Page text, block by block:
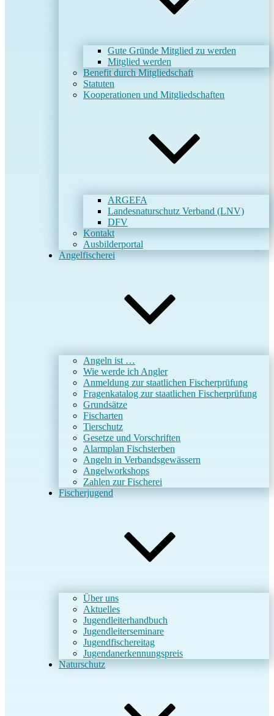
Gute Gründe Mitglied zu werden
Mitglied werden
Benefit durch Mitgliedschaft
Statuten
Kooperationen und Mitgliedschaften
ARGEFA
Landesnaturschutz Verband (LNV)
DFV
Kontakt
Ausbilderportal
Angelfischerei
Angeln ist …
Wie werde ich Angler
Anmeldung zur staatlichen Fischerprüfung
Fragenkatalog zur staatlichen Fischerprüfung
Grundsätze
Fischarten
Tierschutz
Gesetze und Vorschriften
Alarmplan Fischsterben
Angeln in Verbandsgewässern
Angelworkshops
Zahlen zur Fischerei
Fischerjugend
Über uns
Aktuelles
Jugendleiterhandbuch
Jugendleiterseminare
Jugendfischereitag
Jugendanerkennungspreis
Naturschutz